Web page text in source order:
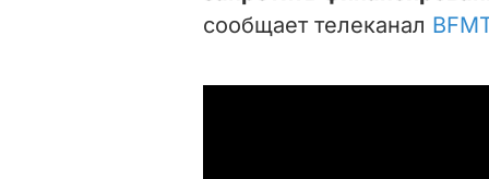
сообщает телеканал